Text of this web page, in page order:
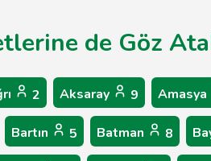
de Göz
2 Aksaray 9 Amasya
Bartın 5 Batman 8